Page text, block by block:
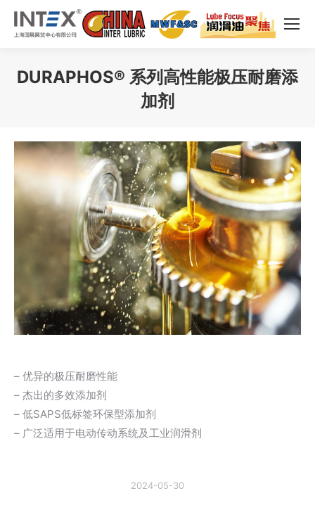
DURAPHOS® 系列高性能极压耐磨添
加剂
– 优异的极压耐磨性能
– 杰出的多效添加剂
– 低SAPS低标签环保型添加剂
– 广泛适用于电动传动系统及工业润滑剂
2024-05-30